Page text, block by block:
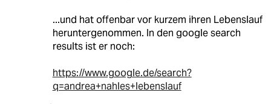
...und hat offenbar vor kurzem ihren Lebenslauf
heruntergenommen. In den google search
results ist er noch:
https://www.google.de/search?
q=andrea+nahles+lebenslauf